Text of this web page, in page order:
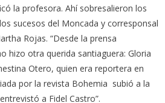
la profesora. Ahí sobresalieron los
sucesos del Moncada y corresponsal
Rojas. “Desde la prensa
hizo otra querida santiaguera: Gloria
Otero, quien era reportera en
por la revista Bohemia subió a la
a Fidel Castro”.